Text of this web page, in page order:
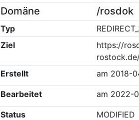
Domäne
/rosdok
Typ
Ziel
https://
Erstellt
am 2018-
Bearbeitet am 2022-
Status
MODIFIED